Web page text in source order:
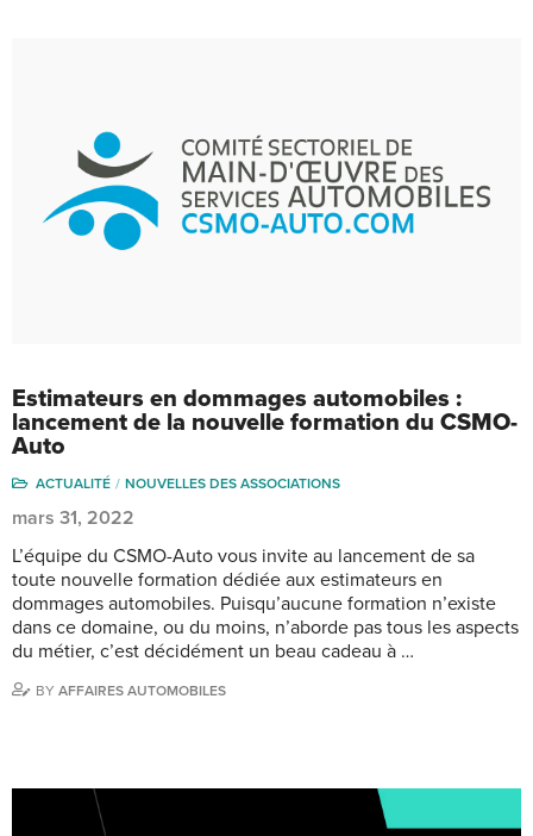
Estimateurs en dommages automobiles :
lancement de la nouvelle formation du CSMO-
Auto
ACTUALITÉ NOUVELLES DES ASSOCIATIONS
mars 31, 2022
L’équipe du CSMO-Auto vous invite au lancement de sa
toute nouvelle formation dédiée aux estimateurs en
dommages automobiles. Puisqu’aucune formation n’existe
dans ce domaine, ou du moins, n’aborde pas tous les aspects
du métier, c’est décidément un beau cadeau à …
BY AFFAIRES AUTOMOBILES